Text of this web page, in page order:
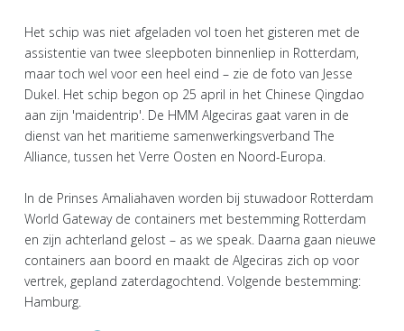
Het schip was niet afgeladen vol toen het gisteren met de
assistentie van twee sleepboten binnenliep in Rotterdam,
maar toch wel voor een heel eind – zie de foto van Jesse
Dukel. Het schip begon op 25 april in het Chinese Qingdao
aan zijn 'maidentrip'. De HMM Algeciras gaat varen in de
dienst van het maritieme samenwerkingsverband The
Alliance, tussen het Verre Oosten en Noord-Europa.
In de Prinses Amaliahaven worden bij stuwadoor Rotterdam
World Gateway de containers met bestemming Rotterdam
en zijn achterland gelost – as we speak. Daarna gaan nieuwe
containers aan boord en maakt de Algeciras zich op voor
vertrek, gepland zaterdagochtend. Volgende bestemming:
Hamburg.